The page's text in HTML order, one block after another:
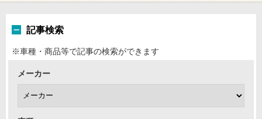
記事検索
※車種・商品等で記事の検索ができます
メーカー